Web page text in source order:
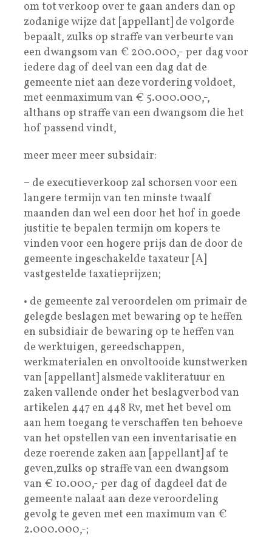
om tot verkoop over te gaan anders dan op
zodanige wijze dat [appellant] de volgorde
bepaalt, zulks op straffe van verbeurte van
een dwangsom van € 200.000,- per dag voor
iedere dag of deel van een dag dat de
gemeente niet aan deze vordering voldoet,
met eenmaximum van € 5.000.000,-,
althans op straffe van een dwangsom die het
hof passend vindt,
meer meer meer subsidair:
– de executieverkoop zal schorsen voor een
langere termijn van ten minste twaalf
maanden dan wel een door het hof in goede
justitie te bepalen termijn om kopers te
vinden voor een hogere prijs dan de door de
gemeente ingeschakelde taxateur [A]
vastgestelde taxatieprijzen;
• de gemeente zal veroordelen om primair de
gelegde beslagen met bewaring op te heffen
en subsidiair de bewaring op te heffen van
de werktuigen, gereedschappen,
werkmaterialen en onvoltooide kunstwerken
van [appellant] alsmede vakliteratuur en
zaken vallende onder het beslagverbod van
artikelen 447 en 448 Rv, met het bevel om
aan hem toegang te verschaffen ten behoeve
van het opstellen van een inventarisatie en
deze roerende zaken aan [appellant] af te
geven,zulks op straffe van een dwangsom
van € 10.000,- per dag of dagdeel dat de
gemeente nalaat aan deze veroordeling
gevolg te geven met een maximum van €
2.000.000,-;